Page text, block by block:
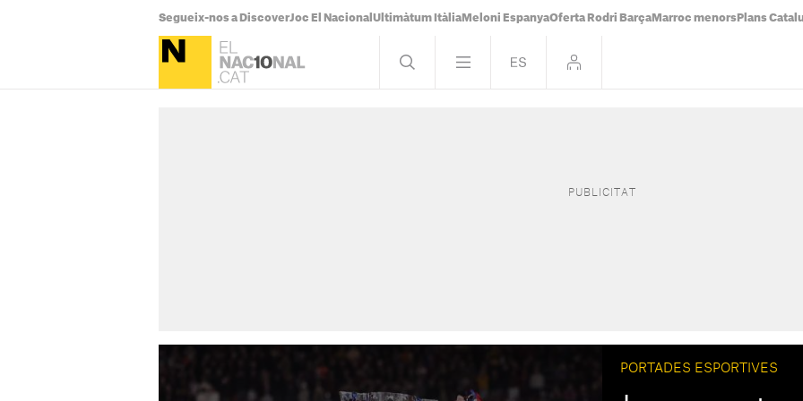
Segueix-nos a DiscoverJoc El Nacional Ultimàtum Itàlia Meloni EspanyaOferta Rodri Barça Marroc menors Plans
PORTADES ESPORTIVES